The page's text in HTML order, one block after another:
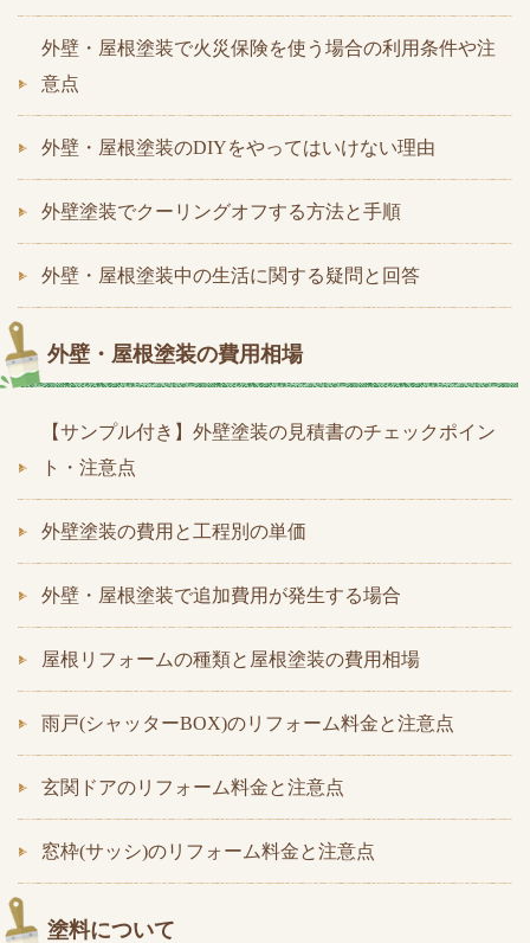
外壁・屋根塗装で火災保険を使う場合の利用条件や注
意点
外壁・屋根塗装のDIYをやってはいけない理由
外壁塗装でクーリングオフする方法と手順
外壁・屋根塗装中の生活に関する疑問と回答
外壁・屋根塗装の費用相場
【サンプル付き】外壁塗装の見積書のチェックポイン
ト・注意点
外壁塗装の費用と工程別の単価
外壁・屋根塗装で追加費用が発生する場合
屋根リフォームの種類と屋根塗装の費用相場
雨戸(シャッターBOX)のリフォーム料金と注意点
玄関ドアのリフォーム料金と注意点
窓枠(サッシ)のリフォーム料金と注意点
塗料について